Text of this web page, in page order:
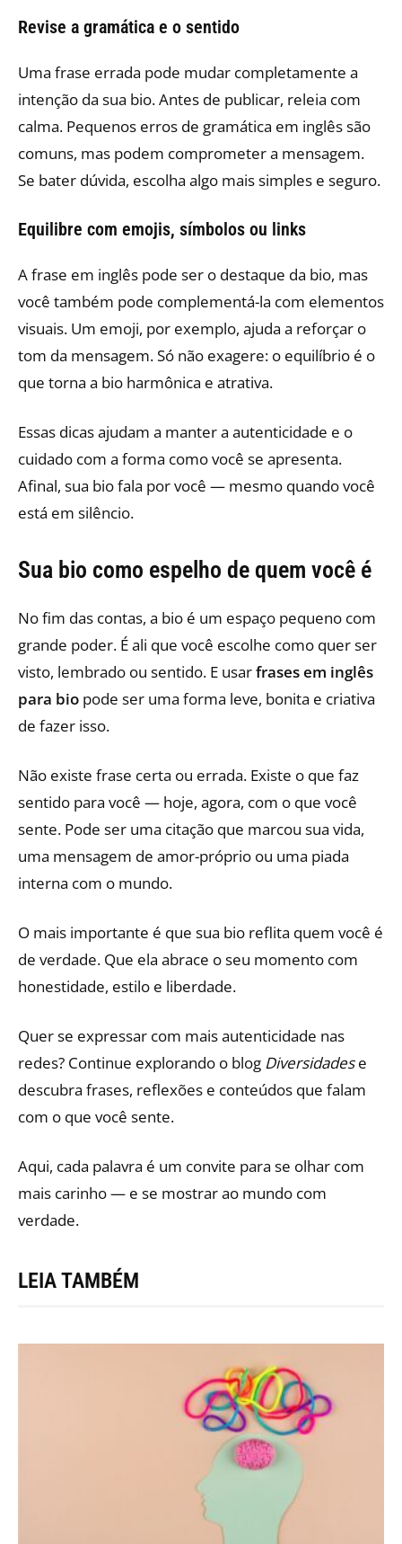
Revise a gramática e o sentido
Uma frase errada pode mudar completamente a
intenção da sua bio. Antes de publicar, releia com
calma. Pequenos erros de gramática em inglês são
comuns, mas podem comprometer a mensagem.
Se bater dúvida, escolha algo mais simples e seguro.
Equilibre com emojis, símbolos ou links
A frase em inglês pode ser o destaque da bio, mas
você também pode complementá-la com elementos
visuais. Um emoji, por exemplo, ajuda a reforçar o
tom da mensagem. Só não exagere: o equilíbrio é o
que torna a bio harmônica e atrativa.
Essas dicas ajudam a manter a autenticidade e o
cuidado com a forma como você se apresenta.
Afinal, sua bio fala por você — mesmo quando você
está em silêncio.
Sua bio como espelho de quem você é
No fim das contas, a bio é um espaço pequeno com
grande poder. É ali que você escolhe como quer ser
visto, lembrado ou sentido. E usarfrases em inglês
para bio pode ser uma forma leve, bonita e criativa
de fazer isso.
Não existe frase certa ou errada. Existe o que faz
sentido para você — hoje, agora, com o que você
sente. Pode ser uma citação que marcou sua vida,
uma mensagem de amor-próprio ou uma piada
interna com o mundo.
O mais importante é que sua bio reflita quem você é
de verdade. Que ela abrace o seu momento com
honestidade, estilo e liberdade.
Quer se expressar com mais autenticidade nas
redes? Continue explorando o blog Diversidadese
descubra frases, reflexões e conteúdos que falam
com o que você sente.
Aqui, cada palavra é um convite para se olhar com
mais carinho — e se mostrar ao mundo com
verdade.
LEIA TAMBÉM